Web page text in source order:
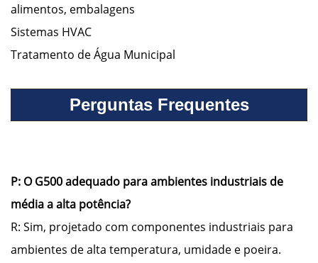
alimentos, embalagens
Sistemas HVAC
Tratamento de Água Municipal
Perguntas Frequentes
P: OG500adequado para ambientes industriais de
média a alta potência?
R: Sim, projetado com componentes industriais para
ambientes de alta temperatura, umidade e poeira.